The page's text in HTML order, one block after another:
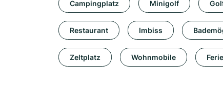
Campingplatz Minigolf
Restaurant Imbiss
Zeltplatz Wohnmobile